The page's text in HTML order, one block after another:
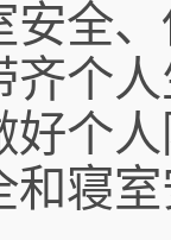
安全
齐个
好个
和寝